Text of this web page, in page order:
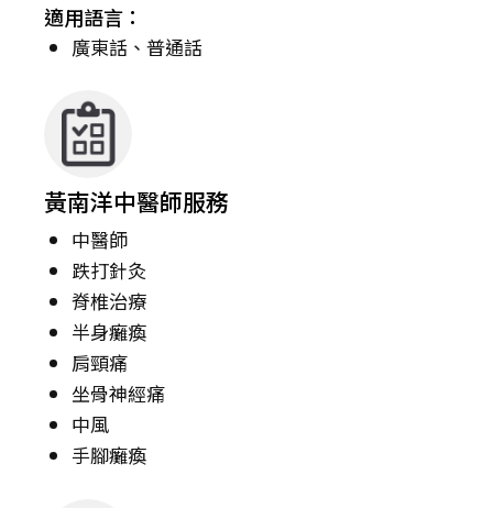
適用語言：
廣東話、普通話
黃南洋中醫師服務
中醫師
跌打針灸
脊椎治療
半身癱瘓
肩頸痛
坐骨神經痛
中風
手腳癱瘓